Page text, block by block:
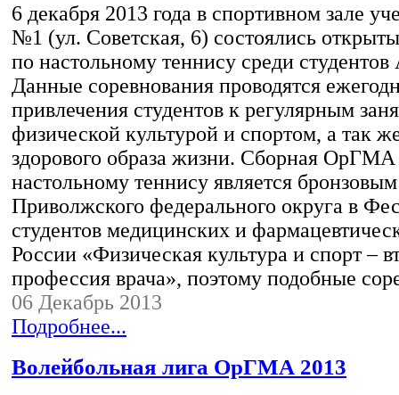
6 декабря 2013 года в спортивном зале
№1 (ул. Советская, 6) состоялись
по настольному теннису среди
Данные соревнования проводятся
привлечения студентов к регулярным
физической культурой и спортом, а так
здорового образа жизни. Сборная
настольному теннису является
Приволжского федерального округа в
студентов медицинских и
России «Физическая культура и спорт –
профессия врача», поэтому подобные
06 Декабрь 2013
Подробнее...
Волейбольная лига ОрГМА 2013